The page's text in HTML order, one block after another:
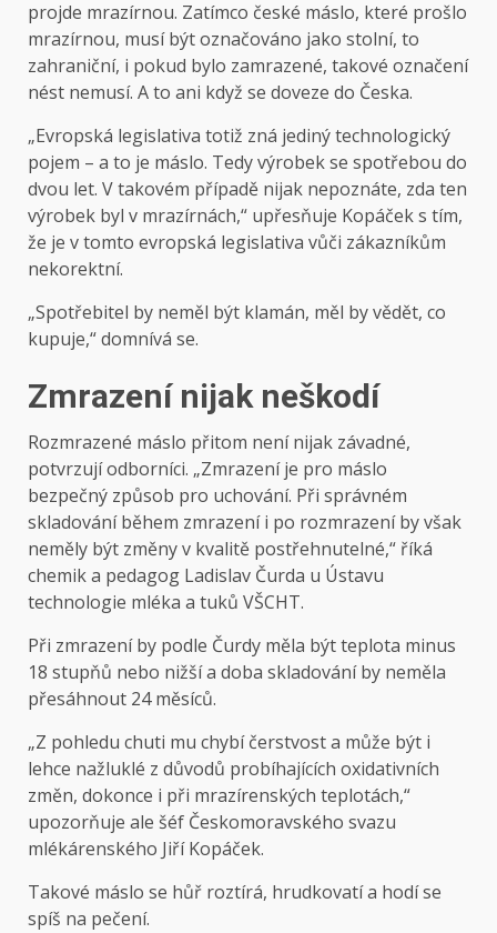
projde mrazírnou. Zatímco české máslo, které prošlo
mrazírnou, musí být označováno jako stolní, to
zahraniční, i pokud bylo zamrazené, takové označení
nést nemusí. A to ani když se doveze do Česka.
„Evropská legislativa totiž zná jediný technologický
pojem – a to je máslo. Tedy výrobek se spotřebou do
dvou let. V takovém případě nijak nepoznáte, zda ten
výrobek byl v mrazírnách,“ upřesňuje Kopáček s tím,
že je v tomto evropská legislativa vůči zákazníkům
nekorektní.
„Spotřebitel by neměl být klamán, měl by vědět, co
kupuje,“ domnívá se.
Zmrazení nijak neškodí
Rozmrazené máslo přitom není nijak závadné,
potvrzují odborníci. „Zmrazení je pro máslo
bezpečný způsob pro uchování. Při správném
skladování během zmrazení i po rozmrazení by však
neměly být změny v kvalitě postřehnutelné,“ říká
chemik a pedagog Ladislav Čurda u Ústavu
technologie mléka a tuků VŠCHT.
Při zmrazení by podle Čurdy měla být teplota minus
18 stupňů nebo nižší a doba skladování by neměla
přesáhnout 24 měsíců.
„Z pohledu chuti mu chybí čerstvost a může být i
lehce nažluklé z důvodů probíhajících oxidativních
změn, dokonce i při mrazírenských teplotách,“
upozorňuje ale šéf Českomoravského svazu
mlékárenského Jiří Kopáček.
Takové máslo se hůř roztírá, hrudkovatí a hodí se
spíš na pečení.